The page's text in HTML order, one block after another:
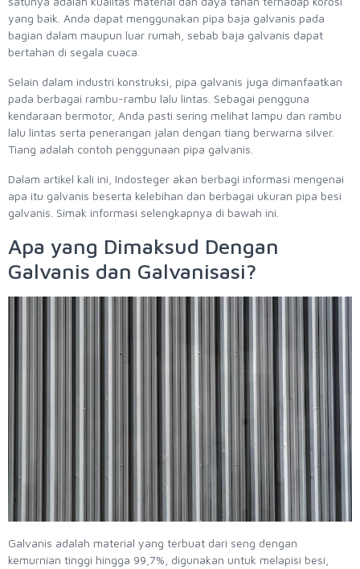
yang baik. Anda dapat menggunakan pipa baja galvanis pada
bagian dalam maupun luar rumah, sebab baja galvanis dapat
bertahan di segala cuaca.
Selain dalam industri konstruksi, pipa galvanis juga dimanfaatkan
pada berbagai rambu-rambu lalu lintas. Sebagai pengguna
kendaraan bermotor, Anda pasti sering melihat lampu dan rambu
lalu lintas serta penerangan jalan dengan tiang berwarna silver.
Tiang adalah contoh penggunaan pipa galvanis.
Dalam artikel kali ini, Indosteger akan berbagi informasi mengenai
apa itu galvanis beserta kelebihan dan berbagai ukuran pipa besi
galvanis. Simak informasi selengkapnya di bawah ini.
Apa yang Dimaksud Dengan
Galvanis dan Galvanisasi?
Galvanis adalah material yang terbuat dari seng dengan
kemurnian tinggi hingga 99,7%, digunakan untuk melapisi besi,